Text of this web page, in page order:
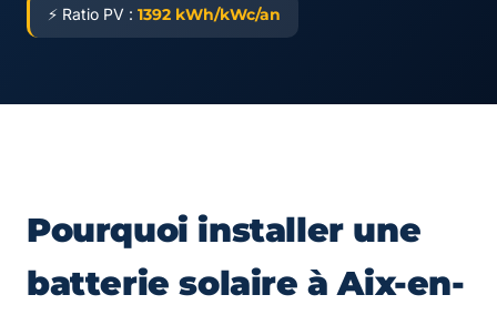
⚡ Ratio PV : 1392 kWh/kWc/an
Pourquoi installer une
batterie solaire à Aix-en-